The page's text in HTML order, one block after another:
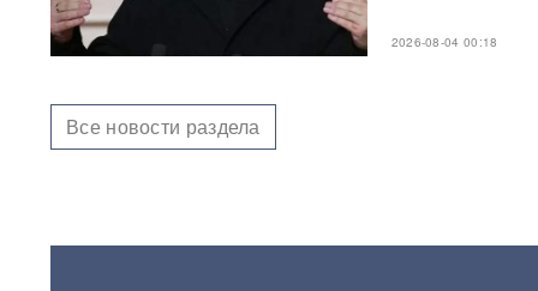
Трагедия в Севастополе:
четверо
2026-08-04 00:18
Все новости раздела